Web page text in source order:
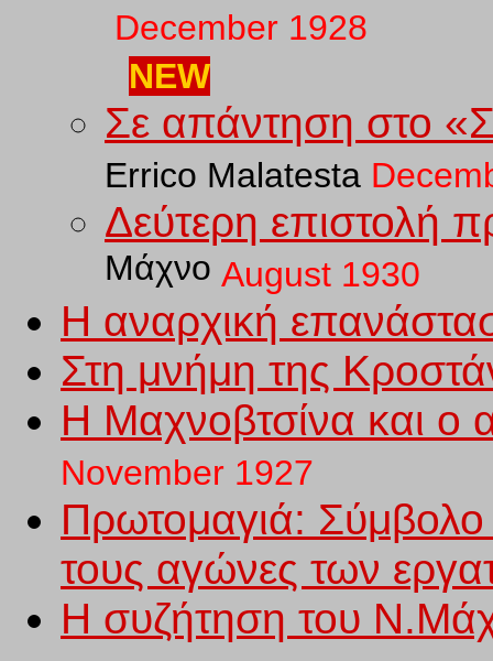
December 1928
NEW
Σε απάντηση στο
Errico Malatesta
Δεύτερη επιστολή
Μάχνο August 1930
Η αναρχική
Στη μνήμη της
Η Μαχνοβτσίνα και ο
November 1927
Πρωτομαγιά: Σύμβολο
τους αγώνες των
Η συζήτηση του